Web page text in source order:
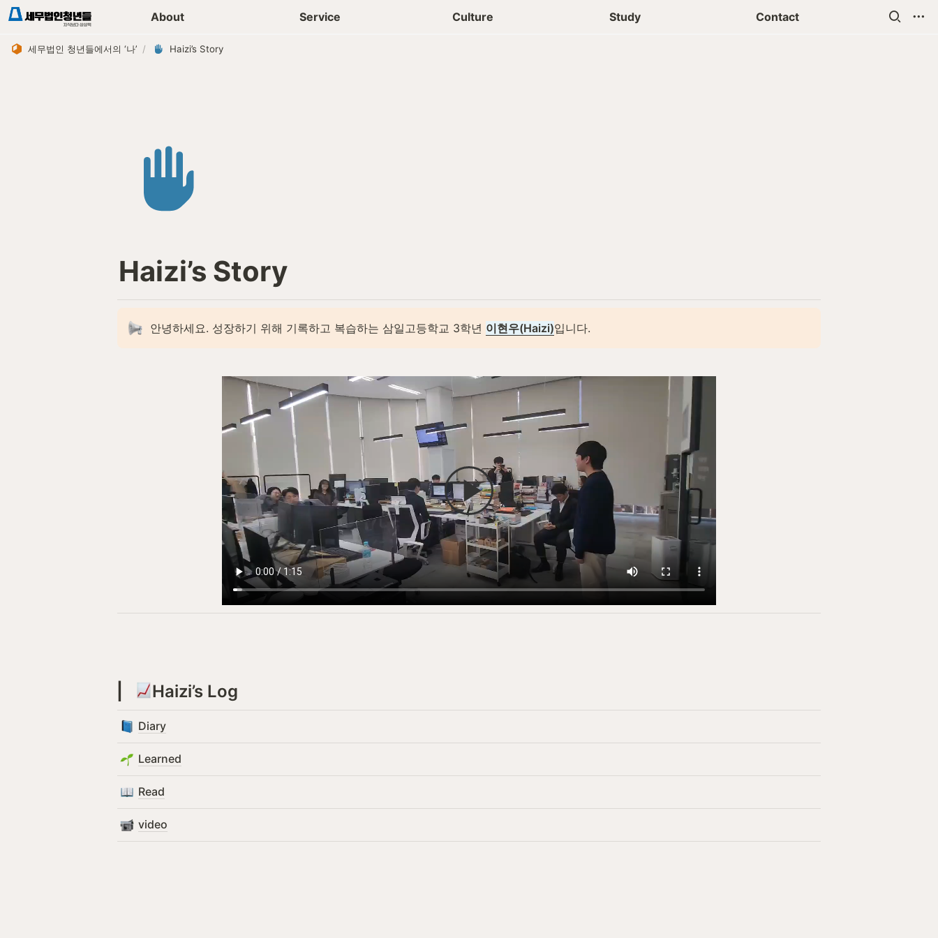
About Service Culture Study Contact
세무법인 청년들에서의 ‘나’ / Haizi’s Story
세무가이드 콘텐츠 기장상담신청 청년들 일상
Haizi’s Story
안녕하세요. 성장하기 위해 기록하고 복습하는 삼일고등학교 3학년 이현우(Haizi)입니다.
Haizi’s Log
Diary
Learned
Read
video